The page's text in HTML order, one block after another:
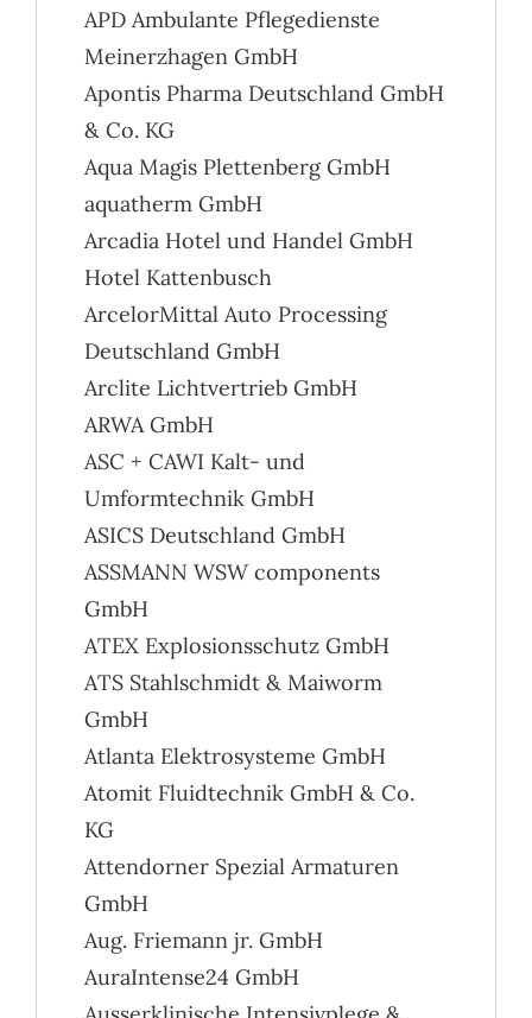
APD Ambulante Pflegedienste
Meinerzhagen GmbH
Apontis Pharma Deutschland GmbH
& Co. KG
Aqua Magis Plettenberg GmbH
aquatherm GmbH
Arcadia Hotel und Handel GmbH
Hotel Kattenbusch
ArcelorMittal Auto Processing
Deutschland GmbH
Arclite Lichtvertrieb GmbH
ARWA GmbH
ASC + CAWI Kalt- und
Umformtechnik GmbH
ASICS Deutschland GmbH
ASSMANN WSW components
GmbH
ATEX Explosionsschutz GmbH
ATS Stahlschmidt & Maiworm
GmbH
Atlanta Elektrosysteme GmbH
Atomit Fluidtechnik GmbH & Co.
KG
Attendorner Spezial Armaturen
GmbH
Aug. Friemann jr. GmbH
AuraIntense24 GmbH